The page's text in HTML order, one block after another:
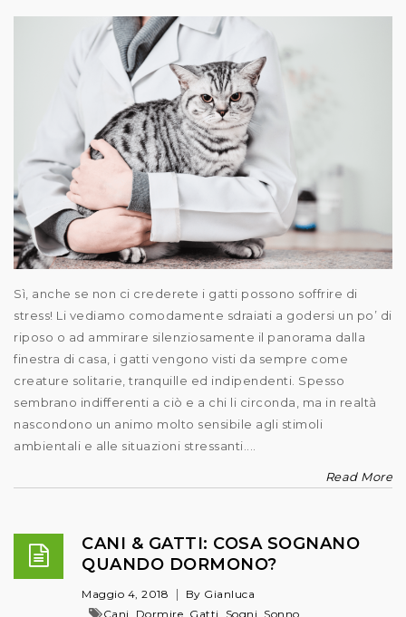
Sì, anche se non ci crederete i gatti possono soffrire di
stress! Li vediamo comodamente sdraiati a godersi un po’ di
riposo o ad ammirare silenziosamente il panorama dalla
finestra di casa, i gatti vengono visti da sempre come
creature solitarie, tranquille ed indipendenti. Spesso
sembrano indifferenti a ciò e a chi li circonda, ma in realtà
nascondono un animo molto sensibile agli stimoli
ambientali e alle situazioni stressanti....
Read More
CANI & GATTI: COSA SOGNANO
QUANDO DORMONO?
Maggio 4, 2018
By Gianluca
Cani
Dormire Gatti Sogni Sonno